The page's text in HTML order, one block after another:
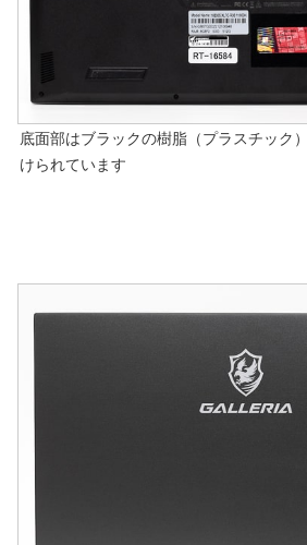
底面部はブラックの樹脂（プラスチック
けられています